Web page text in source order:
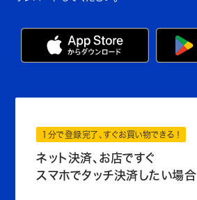
1分で登録完了、すぐお買い物できる！
ネット決済、お店ですぐ
スマホでタッチ決済したい場合